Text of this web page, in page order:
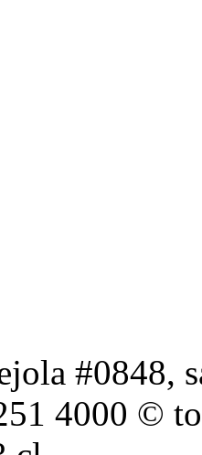
#0848,
4000 ©